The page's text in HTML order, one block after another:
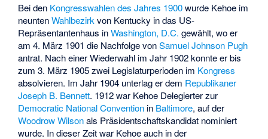
Bei den Kongresswahlen des Jahres 1900wurde Kehoe im
neuntenWahlbezirk von Kentucky in das US-
Repräsentantenhaus inWashington, D.C. gewählt, wo er
am 4. März 1901 die Nachfolge vonSamuel Johnson Pugh
antrat. Nach einer Wiederwahl im Jahr 1902 konnte er bis
zum 3. März 1905 zwei Legislaturperioden im Kongress
absolvieren. Im Jahr 1904 unterlag er dem Republikaner
Joseph B. Bennett. 1912 war Kehoe Delegierter zur
Democratic National Convention in Baltimore, auf der
Woodrow Wilsonals Präsidentschaftskandidat nominiert
wurde. In dieser Zeit war Kehoe auch in der